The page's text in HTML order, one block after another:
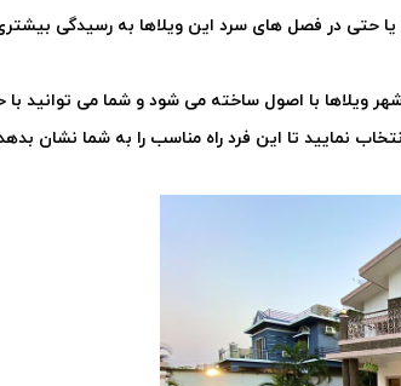
در فصل های سرد این ویلاها به رسیدگی بیشتری
ویلاها با اصول ساخته می شود و شما می توانید با
نمایید تا این فرد راه مناسب را به شما نشان